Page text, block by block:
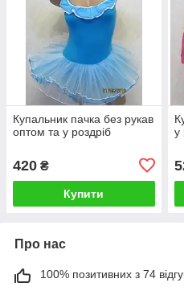
Купальник пачка без рукав
оптом та у роздріб
420 ₴
Купити
у
Про нас
100% позитивних з 74